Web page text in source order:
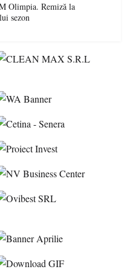
Olimpia. Remiză la
sezon